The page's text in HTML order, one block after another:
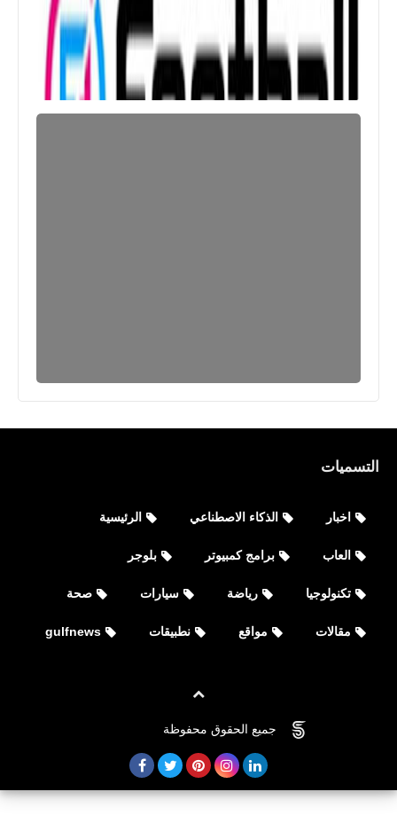
التسميات
اخبار الذكاء الاصطناعي الرئيسية
العاب برامج كمبيوتر بلوجر
تكنولوجيا رياضة سيارات صحة
مقالات مواقع نطبيقات gulfnews
جميع الحقوق محفوظة